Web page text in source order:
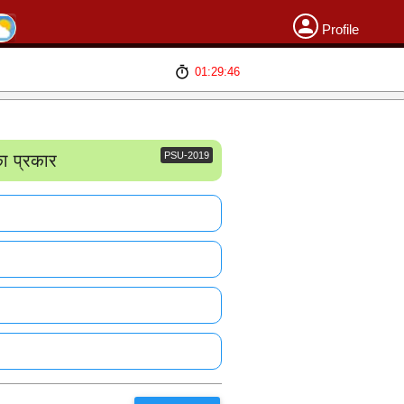
Profile
01:29:46
प्रकार PSU-2019